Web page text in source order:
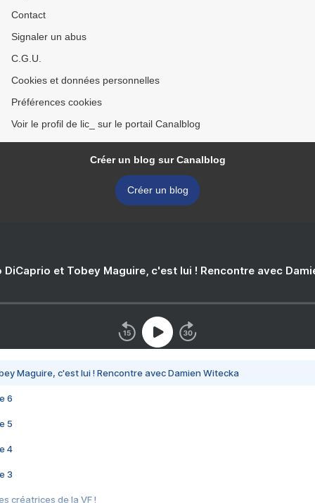
Contact
Signaler un abus
C.G.U.
Cookies et données personnelles
Préférences cookies
Voir le profil de lic_ sur le portail Canalblog
Créer un blog sur Canalblog
Créer un blog
DiCaprio et Tobey Maguire, c'est lui ! Rencontre avec
Maguire, c'est lui ! Rencontre avec Damien Witecka
6
5
4
3
créatrices de la VF !